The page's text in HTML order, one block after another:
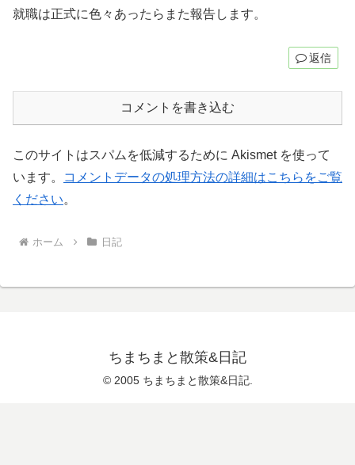
就職は正式に色々あったらまた報告します。
返信
コメントを書き込む
このサイトはスパムを低減するために Akismet を使って
います。
コメントデータの処理方法の詳細はこちらをご覧
ください。
ホーム 日記
ちまちまと散策&日記
© 2005 ちまちまと散策&日記.